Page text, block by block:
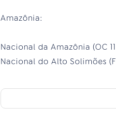
Amazônia:
Nacional da Amazônia (OC
Nacional do Alto Solimões